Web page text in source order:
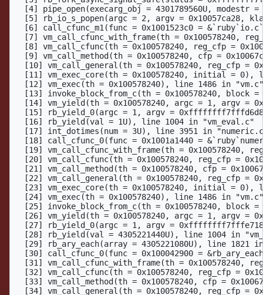
[4] pipe_open(execarg_obj = 4301789560U, modestr
[5] rb_io_s_popen(argc = 2, argv = 0x10057ca28,
[6] call_cfunc_m1(func = 0x1001523c0 =
[7] vm_call_cfunc_with_frame(th = 0x100578240,
[8] vm_call_cfunc(th = 0x100578240, reg_cfp =
[9] vm_call_method(th = 0x100578240, cfp =
[10] vm_call_general(th = 0x100578240, reg_cfp =
[11] vm_exec_core(th = 0x100578240, initial = 0),
[12] vm_exec(th = 0x100578240), line 1486 in
[13] invoke_block_from_c(th = 0x100578240, block
[14] vm_yield(th = 0x100578240, argc = 1, argv =
[15] rb_yield_0(argc = 1, argv =
  [16] rb_yield(val = 1U), line 1004 in "vm_eval.c"
[17] int_dotimes(num = 3U), line 3951 in
[18] call_cfunc_0(func = 0x1001a1440 =
[19] vm_call_cfunc_with_frame(th = 0x100578240,
[20] vm_call_cfunc(th = 0x100578240, reg_cfp =
[21] vm_call_method(th = 0x100578240, cfp =
[22] vm_call_general(th = 0x100578240, reg_cfp =
[23] vm_exec_core(th = 0x100578240, initial = 0),
[24] vm_exec(th = 0x100578240), line 1486 in
[25] invoke_block_from_c(th = 0x100578240, block
[26] vm_yield(th = 0x100578240, argc = 1, argv =
[27] rb_yield_0(argc = 1, argv =
[28] rb_yield(val = 4305221440U), line 1004 in
[29] rb_ary_each(array = 4305221080U), line 1821
[30] call_cfunc_0(func = 0x100042900 =
[31] vm_call_cfunc_with_frame(th = 0x100578240,
[32] vm_call_cfunc(th = 0x100578240, reg_cfp =
[33] vm_call_method(th = 0x100578240, cfp =
[34] vm_call_general(th = 0x100578240, reg_cfp =